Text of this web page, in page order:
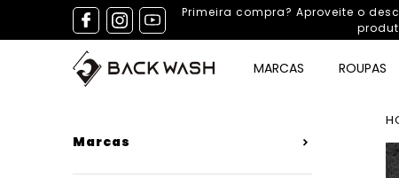
Primeira compra? Aproveite o
MARCAS ROUPAS
Marcas